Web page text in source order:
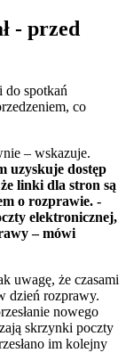
- przed
spotkań
co
– wskazuje.
uzyskuje dostęp
linki dla stron są
o rozprawie. -
elektronicznej,
– mówi
uwagę, że czasami
dzień rozprawy.
nowego
skrzynki poczty
im kolejny